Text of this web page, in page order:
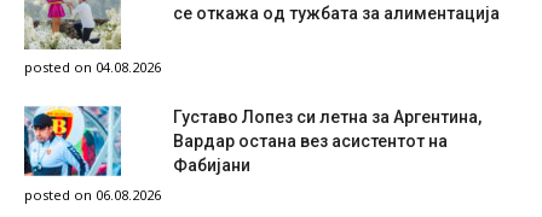
се откажа од тужбата за алиментација
posted on 04.08.2026
Густаво Лопез си летна за Аргентина,
Вардар остана вез асистентот на
Фабијани
posted on 06.08.2026